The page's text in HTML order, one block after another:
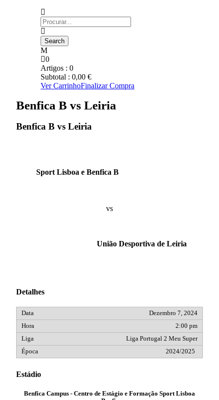
0
Artigos : 0
Subtotal : 0,00 €
Ver CarrinhoFinalizar Compra
Benfica B vs Leiria
Benfica B vs Leiria
Sport Lisboa e Benfica B
vs
União Desportiva de Leiria
Detalhes
Dezembro 7, 2024
2:00 pm
Liga Portugal 2 Meu Super
2024/2025
Estádio
Benfica Campus - Centro de Estágio e Formação Sport Lisboa